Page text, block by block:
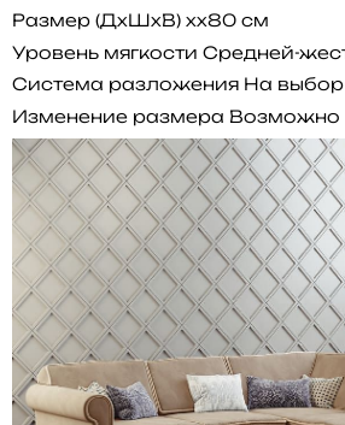
Размер (ДхШхВ) xx80 см
Уровень мягкости Средней-
Система разложения На выбор
Изменение размера Возможно